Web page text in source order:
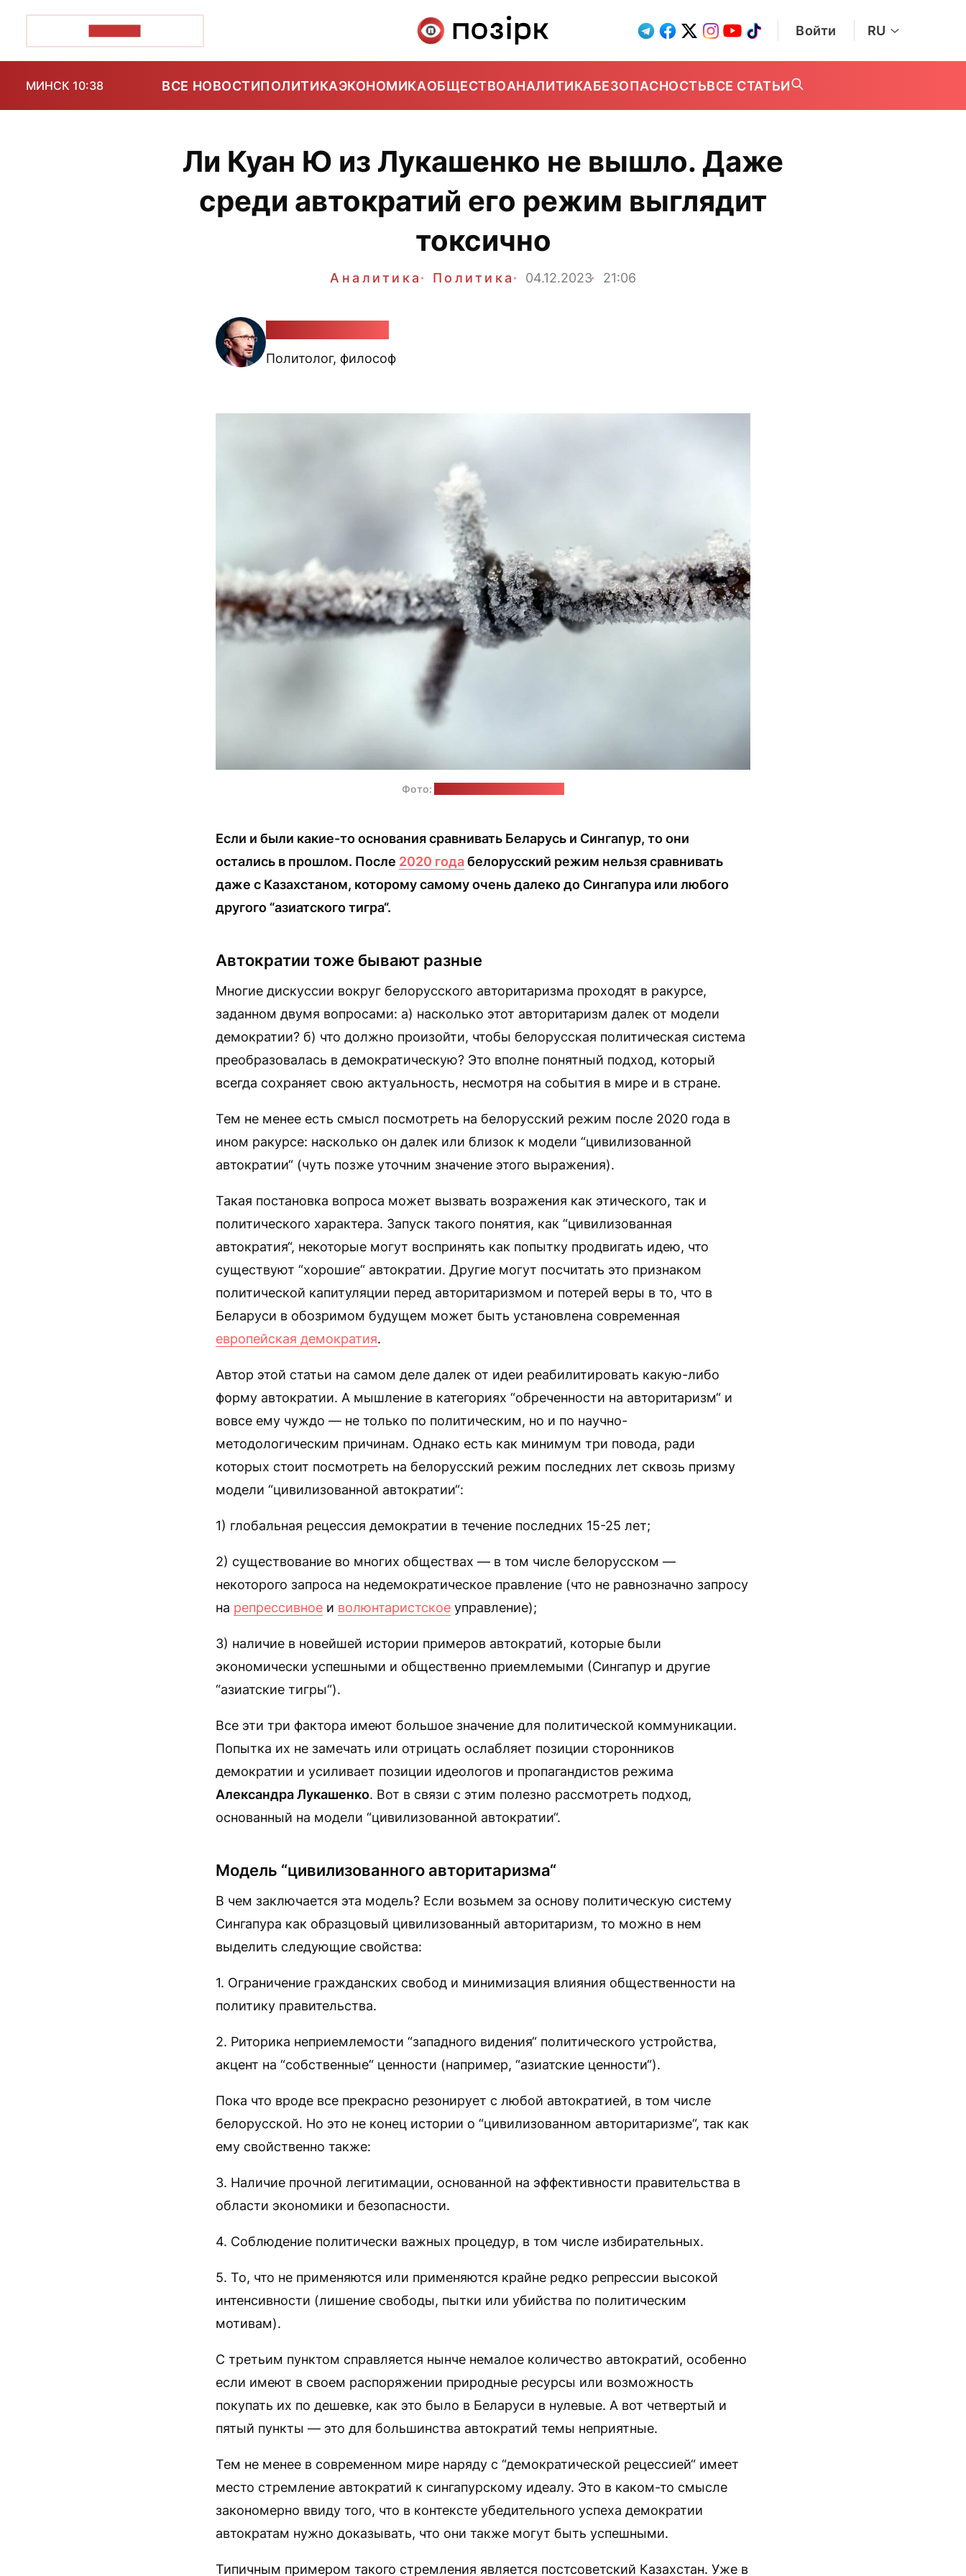
Войти RU
МИНСК 10:38 ВСЕ НОВОСТИПОЛИТИКАЭКОНОМИКАОБЩЕСТВОАНАЛИТИКАБЕЗОПАСНОСТЬВСЕ СТАТЬИ
Ли Куан Ю из Лукашенко не вышло. Даже
среди автократий его режим выглядит
токсично
Аналитика Политика 04.12.2023 21:06
Политолог, философ
Фото:
Если и были какие-то основания сравнивать Беларусь и Сингапур, то они
остались в прошлом. После 2020 годабелорусский режим нельзя сравнивать
даже с Казахстаном, которому самому очень далеко до Сингапура или любого
другого “азиатского тигра“.
Автократии тоже бывают разные
Многие дискуссии вокруг белорусского авторитаризма проходят в ракурсе,
заданном двумя вопросами: а) насколько этот авторитаризм далек от модели
демократии? б) что должно произойти, чтобы белорусская политическая система
преобразовалась в демократическую? Это вполне понятный подход, который
всегда сохраняет свою актуальность, несмотря на события в мире и в стране.
Тем не менее есть смысл посмотреть на белорусский режим после 2020 года в
ином ракурсе: насколько он далек или близок к модели “цивилизованной
автократии“ (чуть позже уточним значение этого выражения).
Такая постановка вопроса может вызвать возражения как этического, так и
политического характера. Запуск такого понятия, как “цивилизованная
автократия“, некоторые могут воспринять как попытку продвигать идею, что
существуют “хорошие“ автократии. Другие могут посчитать это признаком
политической капитуляции перед авторитаризмом и потерей веры в то, что в
Беларуси в обозримом будущем может быть установлена современная
европейская демократия.
Автор этой статьи на самом деле далек от идеи реабилитировать какую-либо
форму автократии. А мышление в категориях “обреченности на авторитаризм“ и
вовсе ему чуждо — не только по политическим, но и по научно-
методологическим причинам. Однако есть как минимум три повода, ради
которых стоит посмотреть на белорусский режим последних лет сквозь призму
модели “цивилизованной автократии“:
1) глобальная рецессия демократии в течение последних 15-25 лет;
2) существование во многих обществах — в том числе белорусском —
некоторого запроса на недемократическое правление (что не равнозначно запросу
на репрессивное и волюнтаристское управление);
3) наличие в новейшей истории примеров автократий, которые были
экономически успешными и общественно приемлемыми (Сингапур и другие
“азиатские тигры“).
Все эти три фактора имеют большое значение для политической коммуникации.
Попытка их не замечать или отрицать ослабляет позиции сторонников
демократии и усиливает позиции идеологов и пропагандистов режима
Александра Лукашенко. Вот в связи с этим полезно рассмотреть подход,
основанный на модели “цивилизованной автократии“.
Модель “цивилизованного авторитаризма“
В чем заключается эта модель? Если возьмем за основу политическую систему
Сингапура как образцовый цивилизованный авторитаризм, то можно в нем
выделить следующие свойства:
1. Ограничение гражданских свобод и минимизация влияния общественности на
политику правительства.
2. Риторика неприемлемости “западного видения“ политического устройства,
акцент на “собственные“ ценности (например, “азиатские ценности“).
Пока что вроде все прекрасно резонирует с любой автократией, в том числе
белорусской. Но это не конец истории о “цивилизованном авторитаризме“, так как
ему свойственно также:
3. Наличие прочной легитимации, основанной на эффективности правительства в
области экономики и безопасности.
4. Соблюдение политически важных процедур, в том числе избирательных.
5. То, что не применяются или применяются крайне редко репрессии высокой
интенсивности (лишение свободы, пытки или убийства по политическим
мотивам).
С третьим пунктом справляется нынче немалое количество автократий, особенно
если имеют в своем распоряжении природные ресурсы или возможность
покупать их по дешевке, как это было в Беларуси в нулевые. А вот четвертый и
пятый пункты — это для большинства автократий темы неприятные.
Тем не менее в современном мире наряду с “демократической рецессией“ имеет
место стремление автократий к сингапурскому идеалу. Это в каком-то смысле
закономерно ввиду того, что в контексте убедительного успеха демократии
автократам нужно доказывать, что они также могут быть успешными.
Типичным примером такого стремления является постсоветский Казахстан. Уже в